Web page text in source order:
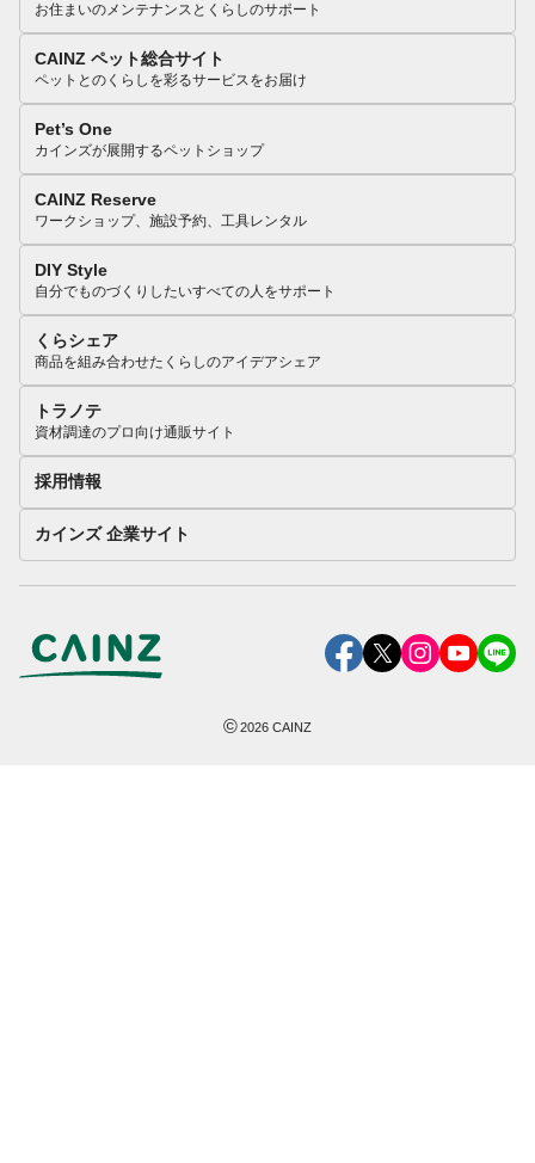
お住まいのメンテナンスとくらしのサポート
CAINZ ペット総合サイト
ペットとのくらしを彩るサービスをお届け
Pet’s One
カインズが展開するペットショップ
CAINZ Reserve
ワークショップ、施設予約、工具レンタル
DIY Style
自分でものづくりしたいすべての人をサポート
くらシェア
商品を組み合わせたくらしのアイデアシェア
トラノテ
資材調達のプロ向け通販サイト
採用情報
カインズ 企業サイト
©2026 CAINZ